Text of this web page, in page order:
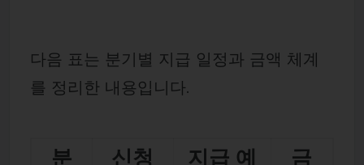
다음 표는 분기별 지급 일정과 금액 체계
를 정리한 내용입니다.
분
신청
지급 예
금